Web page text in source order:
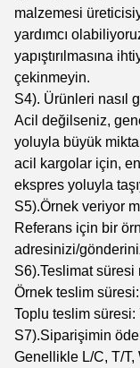
malzemesi
yardımcı
yapıştırılmasına
çekinmeyin.
S4). Ürünleri nasıl
Acil değilseniz,
yoluyla büyük
acil kargolar için,
ekspres yoluyla
S5).Örnek veriyor
Referans için bir
adresinizi/
S6).Teslimat süresi
Örnek teslim
Toplu teslim süresi:
S7).Siparişimin
Genellikle L/C, T/T,